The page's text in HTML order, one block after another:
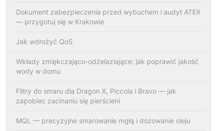
Dokument zabezpieczenia przed wybuchem i audyt ATEX
— przygotuj się w Krakowie
Jak wdrożyć QoS
Wkłady zmiękczająco-odżelaziające: jak poprawić jakość
wody w domu
Filtry do smaru dla Dragon X, Piccola i Bravo — jak
zapobiec zacinaniu się pierścieni
MQL — precyzyjne smarowanie mgłą i dozowanie oleju